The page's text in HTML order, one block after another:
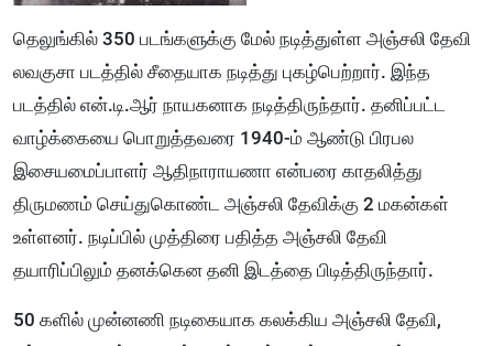
தெலுங்கில் 350 படங்களுக்கு மேல் நடித்துள்ள அஞ்சலி தேவி
லவகுசா படத்தில் சீதையாக நடித்து புகழ்பெற்றார். இந்த
படத்தில் என்.டி.ஆர் நாயகனாக நடித்திருந்தார். தனிப்பட்ட
வாழ்க்கையை பொறுத்தவரை 1940-ம் ஆண்டு பிரபல
இசையமைப்பாளர் ஆதிநாராயணா என்பரை காதலித்து
திருமணம் செய்துகொண்ட அஞ்சலி தேவிக்கு 2 மகன்கள்
உள்ளனர். நடிப்பில் முத்திரை பதித்த அஞ்சலி தேவி
தயாரிப்பிலும் தனக்கென தனி இடத்தை பிடித்திருந்தார்.
50 களில் முன்னணி நடிகையாக கலக்கிய அஞ்சலி தேவி,